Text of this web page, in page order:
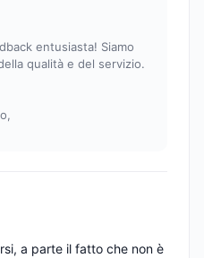
entusiasta! Siamo
qualità e del servizio.
a parte il fatto che non è